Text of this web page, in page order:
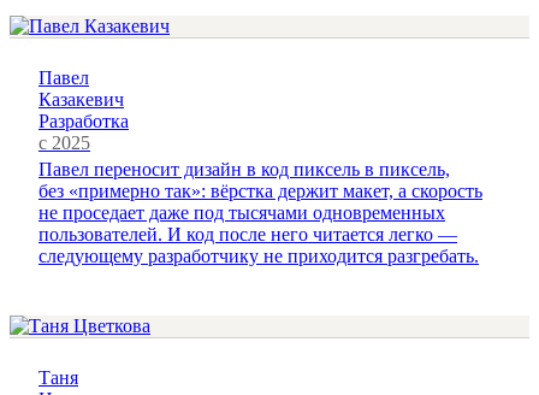
Павел
Казакевич
Разработка
с 2025
Павел переносит дизайн в код пиксель в пиксель,
без «примерно так»: вёрстка держит макет, а скорость
не проседает даже под тысячами одновременных
пользователей. И код после него читается легко —
следующему разработчику не приходится разгребать.
Таня